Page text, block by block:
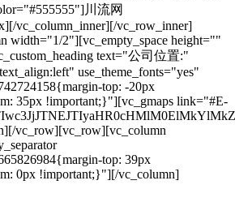
川流网
vc_column_inner][/vc_row_inner]
width="1/2"][vc_empty_space height=""
text="公司位置:"
use_theme_fonts="yes"
top: -20px
35px !important;}"][vc_gmaps link="#E-
vc_row][vc_row][vc_column
top: 39px
0px !important;}"][/vc_column]